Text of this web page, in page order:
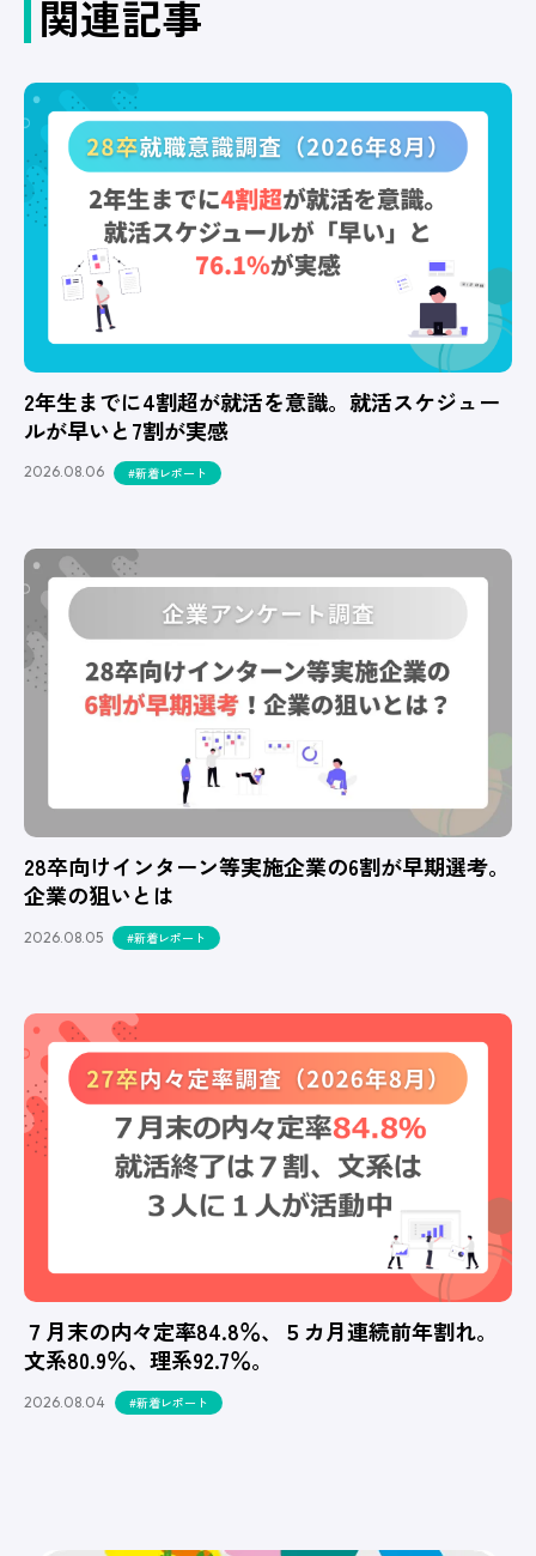
関連記事
2年生までに4割超が就活を意識。就活スケジュー
ルが早いと7割が実感
2026.08.06 #新着レポート
28卒向けインターン等実施企業の6割が早期選考。
企業の狙いとは
2026.08.05 #新着レポート
７月末の内々定率84.8％、５カ月連続前年割れ。
文系80.9％、理系92.7％。
2026.08.04 #新着レポート